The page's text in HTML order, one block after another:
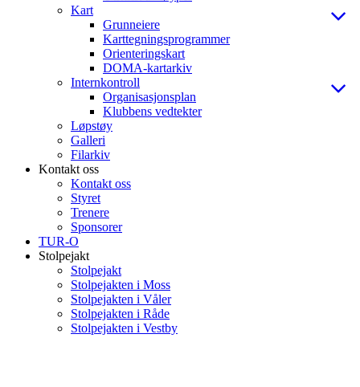
Kart
Grunneiere
Karttegningsprogrammer
Orienteringskart
DOMA-kartarkiv
Internkontroll
Organisasjonsplan
Klubbens vedtekter
Løpstøy
Galleri
Filarkiv
Kontakt oss
Kontakt oss
Styret
Trenere
Sponsorer
TUR-O
Stolpejakt
Stolpejakt
Stolpejakten i Moss
Stolpejakten i Våler
Stolpejakten i Råde
Stolpejakten i Vestby